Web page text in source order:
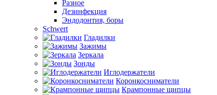
Разное
Дезинфекция
Эндодонтия, боры
Schwert
Гладилки
Зажимы
Зеркала
Зонды
Иглодержатели
Коронкосниматели
Крампонные щипцы